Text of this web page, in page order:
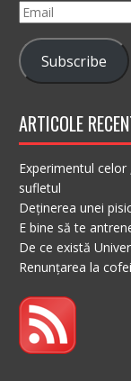
Email
Subscribe
ARTICOLE
Experimentul celor
sufletul
Deținerea unei
E bine să te
De ce există
Renunțarea la